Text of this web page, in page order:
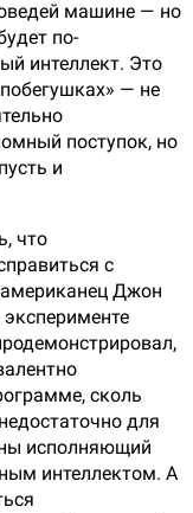
машине — но
по-
интеллект. Это
— не
поступок, но
и
что
с
Джон
сколь
для
исполняющий
интеллектом. А